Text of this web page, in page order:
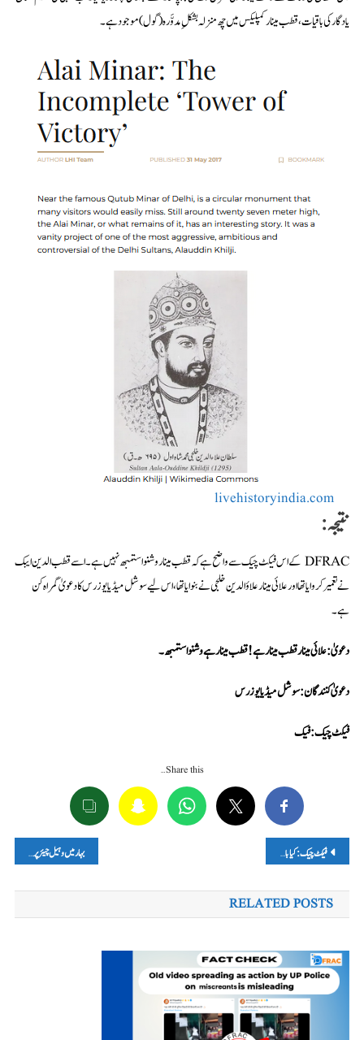
یادگار کی باقیات، قطب مینار کمپلیکس میں چھ منزلہ بشکلِ مدوَّرہ (گول) موجود ہے۔
livehistoryindia.com
نتیجہ:
DFRAC کے اس فیکٹ چیک سے واضح ہے کہ قطب مینار وشنو استمبھ نہیں ہے۔ اسے قطب الدین ایبک
نے تعمیر کروایا تھا اور علائی مینار علاؤالدین خلجی نے بنوایا تھا، اس لیے سوشل میڈیا یوزرس کا دعویٰ گمراہ کن
ہے۔
دعویٰ: علائی مینار قطب مینار ہے! قطب مینار ہے وشنو استمبھ۔
دعویٰ کنندگان: سوشل میڈیا یوزرس
فیکٹ چیک: فیک
Share this…
پوسٹوں
کی
نیویگیشن
فیکٹ چیک: کیا بابا صاحب امبیڈکر نے ’دھم پرتِگیا‘ تنہا لی تھی؟ بہار میں وہیل چیئر پر چلنے والے لالو پرساد یادو، سنگاپور میں ’بیچ‘ پر گھوم رہے ہیں؟ پڑھیں- فیکٹ چیک
RELATED POSTS